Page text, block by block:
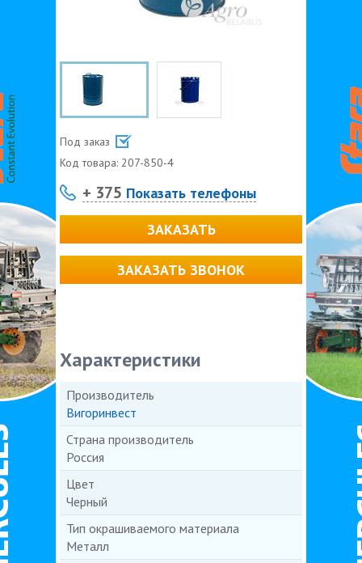
Под заказ
Код товара: 207-850-4
+ 375 Показать телефоны
ЗАКАЗАТЬ
ЗАКАЗАТЬ ЗВОНОК
Характеристики
Производитель
Вигоринвест
Страна производитель
Россия
Цвет
Черный
Тип окрашиваемого материала
Металл